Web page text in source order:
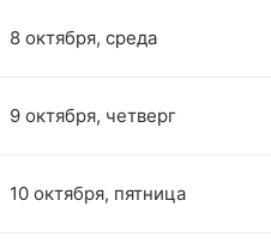
8 октября, среда
9 октября, четверг
10 октября, пятница